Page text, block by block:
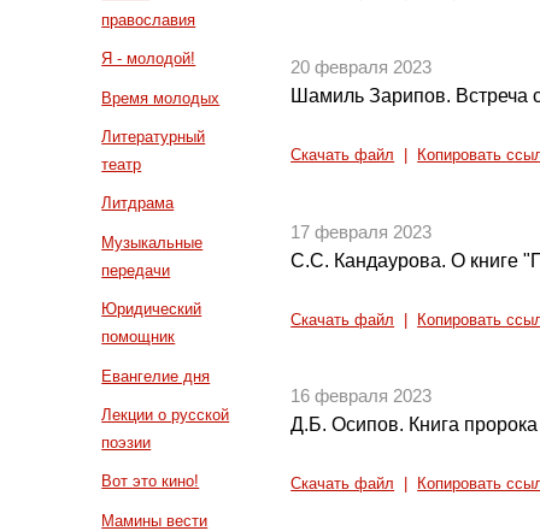
православия
Я - молодой!
Время молодых
Литературный
театр
Литдрама
Музыкальные
передачи
Юридический
помощник
Евангелие дня
Лекции о русской
поэзии
Вот это кино!
Мамины вести
20 февраля 2023
Шамиль Зарипов. Встреча
Скачать файл Копировать
17 февраля 2023
С.С. Кандаурова. О книге
Скачать файл Копировать
16 февраля 2023
Д.Б. Осипов. Книга
Скачать файл Копировать